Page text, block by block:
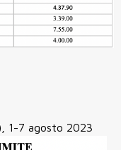
1-7 agosto 2023